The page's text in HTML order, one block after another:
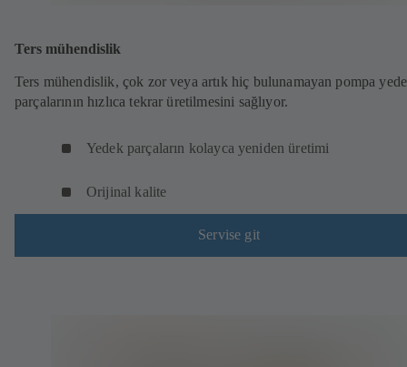
Ters mühendislik
Ters mühendislik, çok zor veya artık hiç bulunamayan pompa
parçalarının hızlıca tekrar üretilmesini sağlıyor.
Yedek parçaların kolayca yeniden üretimi
Orijinal kalite
Servise git